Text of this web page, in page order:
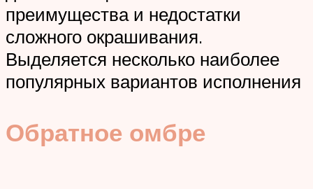
преимущества и недостатки
сложного окрашивания.
Выделяется несколько наиболее
популярных вариантов исполнения
Обратное омбре